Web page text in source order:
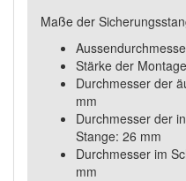
Maße der
Stärke der
Durchmesser der
mm
Durchmesser der
Stange: 26 mm
Durchmesser im
mm